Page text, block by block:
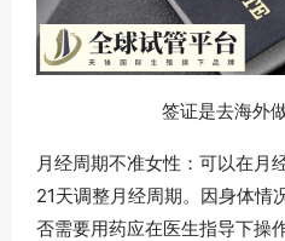
签证是去海外
月经周期不准女性：可以在月
21天调整月经周期。因身体情
否需要用药应在医生指导下操作